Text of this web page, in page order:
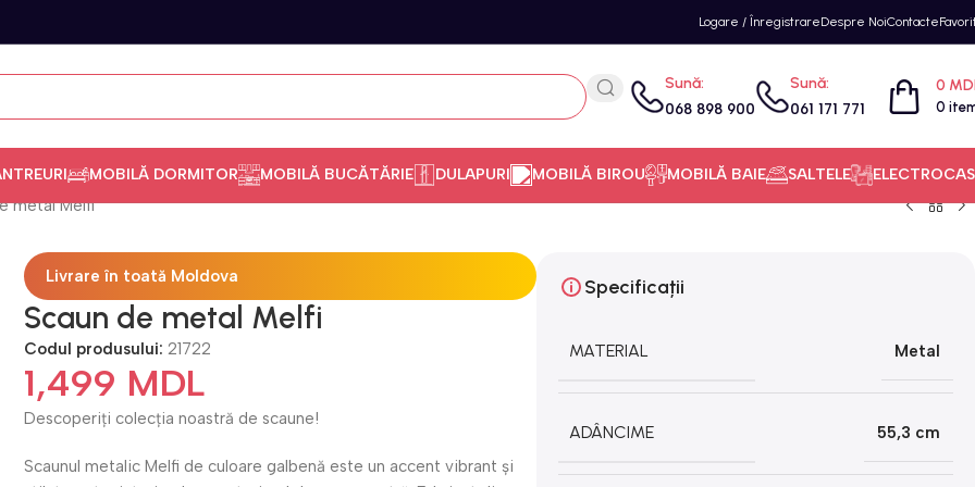
Logare / ÎnregistrareDespre NoiContacte
Sună:
068 898 900
Sună:
061 171 771 0
0
MOBILĂ DORMITOR MOBILĂ BUCĂTĂRIE DULAPURI MOBILĂ BIROU MOBILĂ BAIE SALTELE
metal Melfi
Livrare în toată Moldova
Scaun de metal Melfi
Codul produsului: 21722
1,499 MDL
Descoperiți colecția noastră de scaune!
Scaunul metalic Melfi de culoare galbenă este un accent vibrant și
Specificații
MATERIAL Metal
ADÂNCIME 55,3 cm